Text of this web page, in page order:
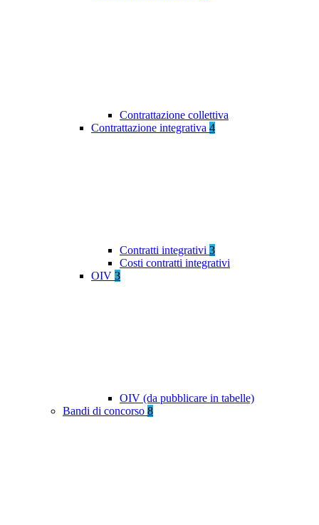
Contrattazione collettiva
Contrattazione integrativa 4
Contratti integrativi 3
Costi contratti integrativi
OIV 3
OIV (da pubblicare in tabelle)
Bandi di concorso 8